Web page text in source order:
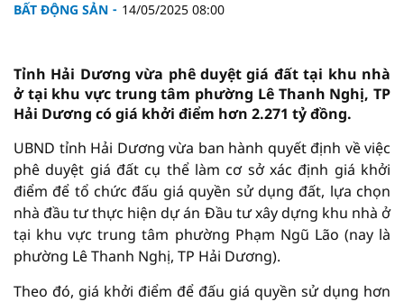
BẤT ĐỘNG SẢN 14/05/2025 08:00
Tỉnh Hải Dương vừa phê duyệt giá đất tại khu nhà
ở tại khu vực trung tâm phường Lê Thanh Nghị, TP
Hải Dương có giá khởi điểm hơn 2.271 tỷ đồng.
UBND tỉnh Hải Dương vừa ban hành quyết định về việc
phê duyệt giá đất cụ thể làm cơ sở xác định giá khởi
điểm để tổ chức đấu giá quyền sử dụng đất, lựa chọn
nhà đầu tư thực hiện dự án Đầu tư xây dựng khu nhà ở
tại khu vực trung tâm phường Phạm Ngũ Lão (nay là
phường Lê Thanh Nghị, TP Hải Dương).
Theo đó, giá khởi điểm để đấu giá quyền sử dụng hơn